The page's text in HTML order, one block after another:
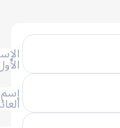
العائلة